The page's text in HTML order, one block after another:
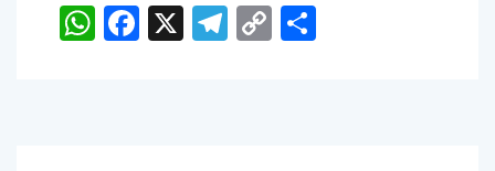
WhatsApp
Facebook
X Telegram
Copy